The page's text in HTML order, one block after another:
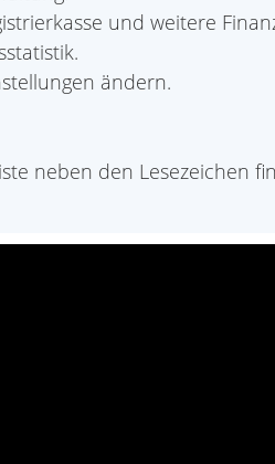
und weitere
ändern.
neben den Lesezeichen